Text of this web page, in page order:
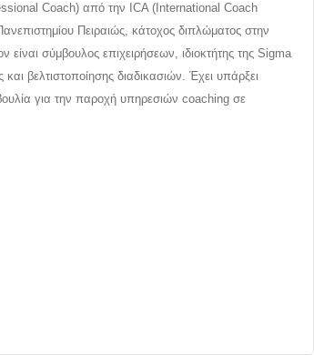
Coach) από την ICA (International Coach
Πειραιώς, κάτοχος διπλώματος στην
σύμβουλος επιχειρήσεων, ιδιοκτήτης της Sigma
βελτιστοποίησης διαδικασιών. Έχει υπάρξει
για την παροχή υπηρεσιών coaching σε